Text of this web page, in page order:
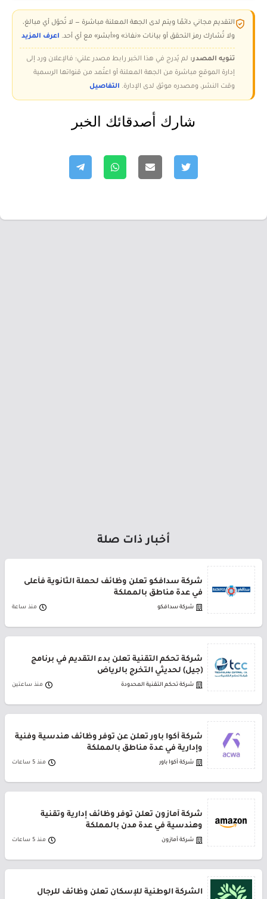
التقديم مجاني دائمًا ويتم لدى الجهة المعلنة مباشرة — لا تُحوّل أي مبالغ،
ولا تُشارك رمز التحقق أو بيانات «نفاذ» و«أبشر» مع أي أحد. اعرف المزيد
تنويه المصدر: لم يُدرج في هذا الخبر رابط مصدر علني؛ فالإعلان ورد إلى
إدارة الموقع مباشرة من الجهة المعلنة أو اعتُمد من قنواتها الرسمية
وقت النشر، ومصدره موثق لدى الإدارة. التفاصيل
شارك أصدقائك الخبر
أخبار ذات صلة
شركة سدافكو تعلن وظائف لحملة الثانوية فأعلى
في عدة مناطق بالمملكة
شركة سدافكو منذ ساعة
شركة تحكم التقنية تعلن بدء التقديم في برنامج
(جيل) لحديثي التخرج بالرياض
شركة تحكم التقنية المحدودة منذ ساعتين
شركة أكوا باور تعلن عن توفر وظائف هندسية وفنية
وإدارية في عدة مناطق بالمملكة
شركة أكوا باور منذ 5 ساعات
شركة أمازون تعلن توفر وظائف إدارية وتقنية
وهندسية في عدة مدن بالمملكة
شركة أمازون منذ 5 ساعات
الشركة الوطنية للإسكان تعلن وظائف للرجال